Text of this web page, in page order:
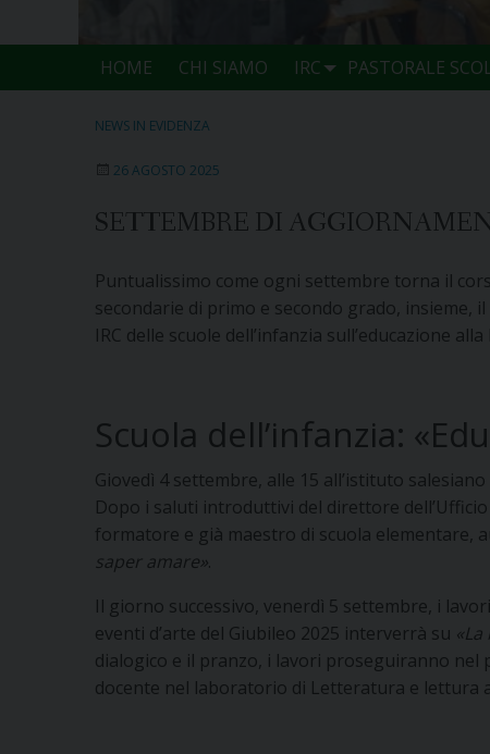
HOME CHI SIAMO IRC PASTORALE
NEWS IN EVIDENZA
26 AGOSTO 2025
SETTEMBRE DI
Puntualissimo come ogni settembre torna il
secondarie di primo e secondo grado, insieme,
IRC delle scuole dell’infanzia sull’educazione
Scuola dell’infanzia:
Giovedì 4 settembre, alle 15 all’istituto
Dopo i saluti introduttivi del direttore
formatore e già maestro di scuola elementare,
saper amare».
Il giorno successivo, venerdì 5 settembre, i
eventi d’arte del Giubileo 2025 interverrà su
dialogico e il pranzo, i lavori proseguiranno nel
docente nel laboratorio di Letteratura e lettura